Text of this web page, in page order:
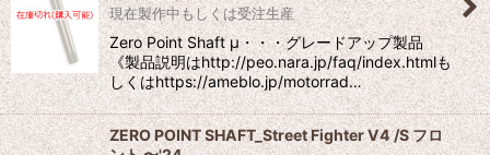
現在製作中もしくは受注生産
Zero Point Shaft μ・・・グレードアップ製品
《製品説明はhttp://peo.nara.jp/faq/index.htmlも
しくはhttps://ameblo.jp/motorrad…
ZERO POINT SHAFT_Street Fighter V4 /S フロ